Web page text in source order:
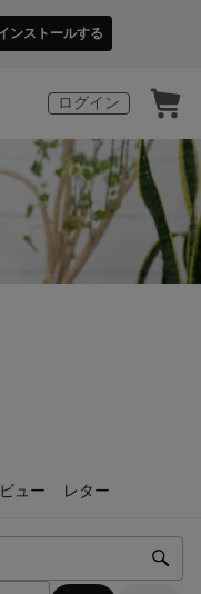
ンストールする
ログイン
ュー レター